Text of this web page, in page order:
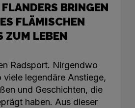
BRINGEN
FLÄMISCHEN
ZUM LEBEN
Radsport. Nirgendwo
viele legendäre Anstiege,
und Geschichten, die
haben. Aus dieser